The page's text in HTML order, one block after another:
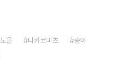
노을 다카코마츠
승아